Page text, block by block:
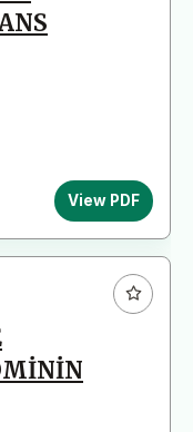
View PDF